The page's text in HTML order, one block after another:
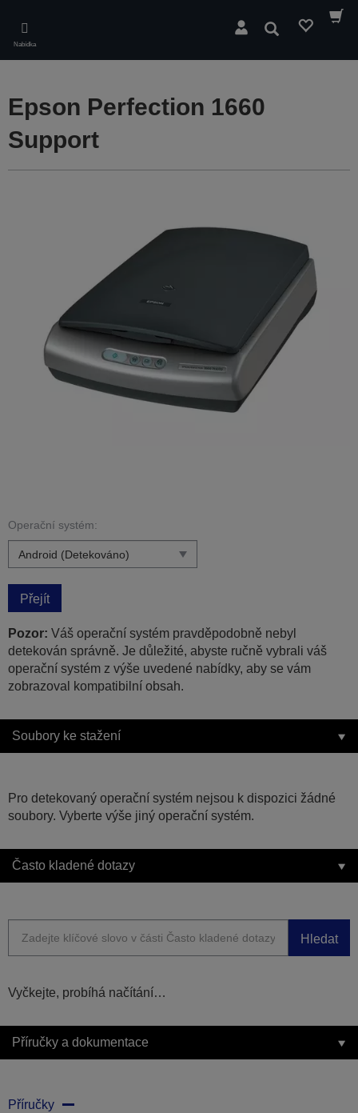
main
content
Nabídka
Hledat
Epson Perfection 1660
Support
Operační systém:
Přejít
Pozor: Váš operační systém pravděpodobně nebyl
detekován správně. Je důležité, abyste ručně vybrali váš
operační systém z výše uvedené nabídky, aby se vám
zobrazoval kompatibilní obsah.
Soubory ke stažení
Pro detekovaný operační systém nejsou k dispozici žádné
soubory. Vyberte výše jiný operační systém.
Často kladené dotazy
Hledat
Vyčkejte, probíhá načítání…
Příručky a dokumentace
Příručky